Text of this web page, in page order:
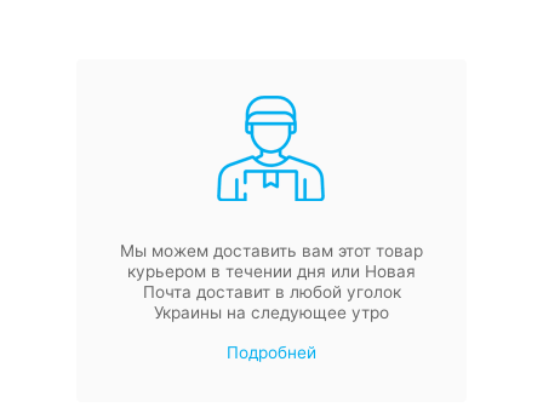
Мы можем доставить вам этот товар
курьером в течении дня или Новая
Почта доставит в любой уголок
Украины на следующее утро
Подробней